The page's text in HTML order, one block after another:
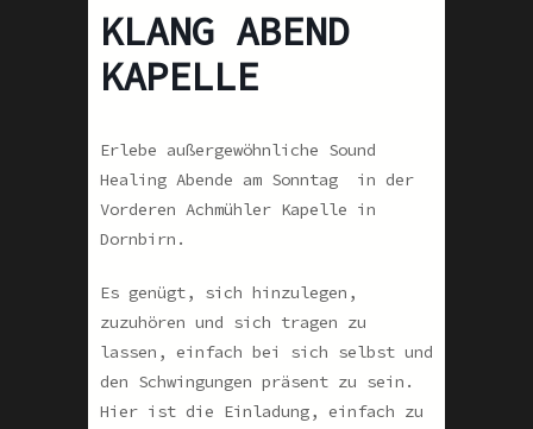
KLANG ABEND
KAPELLE
Erlebe außergewöhnliche Sound
Healing Abende am Sonntag in der
Vorderen Achmühler Kapelle in
Dornbirn.
Es genügt, sich hinzulegen,
zuzuhören und sich tragen zu
lassen, einfach bei sich selbst und
den Schwingungen präsent zu sein.
Hier ist die Einladung, einfach zu